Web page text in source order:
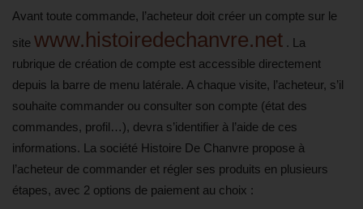
Avant toute commande, l’acheteur doit créer un compte sur le
site www.histoiredechanvre.net . La
rubrique de création de compte est accessible directement
depuis la barre de menu latérale. A chaque visite, l’acheteur, s’il
souhaite commander ou consulter son compte (état des
commandes, profil…), devra s’identifier à l’aide de ces
informations. La société Histoire De Chanvre propose à
l’acheteur de commander et régler ses produits en plusieurs
étapes, avec 2 options de paiement au choix :